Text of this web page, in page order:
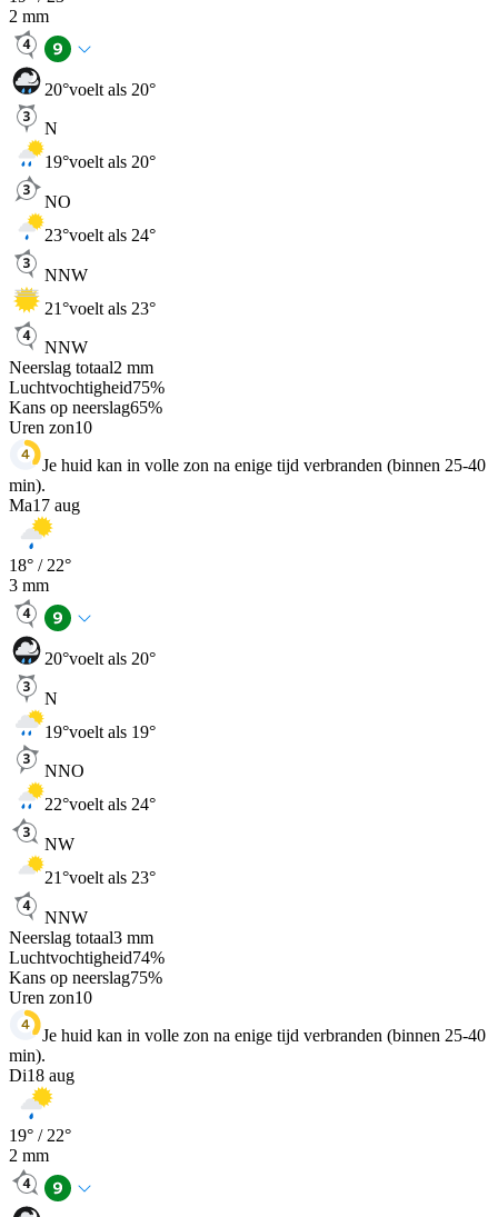
2 mm
20°voelt als 20°
N
19°voelt als 20°
NO
23°voelt als 24°
NNW
21°voelt als 23°
NNW
Neerslag totaal2 mm
Luchtvochtigheid75%
Kans op neerslag65%
Uren zon10
Je huid kan in volle zon na enige tijd verbranden (binnen 25-40
min).
Ma17 aug
18° / 22°
3 mm
20°voelt als 20°
N
19°voelt als 19°
NNO
22°voelt als 24°
NW
21°voelt als 23°
NNW
Neerslag totaal3 mm
Luchtvochtigheid74%
Kans op neerslag75%
Uren zon10
Je huid kan in volle zon na enige tijd verbranden (binnen 25-40
min).
Di18 aug
19° / 22°
2 mm